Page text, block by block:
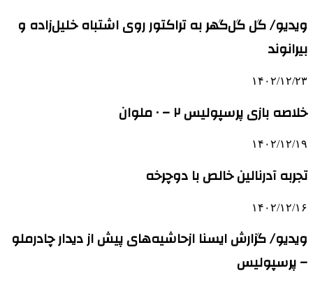
ویدیو/ گل گل‌گهر به تراکتور روی اشتباه خلیل‌زاده و
بیرانوند
۱۴۰۲/۱۲/۲۳
خلاصه بازی پرسپولیس ۲ – ۰ ملوان
۱۴۰۲/۱۲/۱۹
تجربه آدرنالین خالص با دوچرخه
۱۴۰۲/۱۲/۱۶
ویدیو/ گزارش ایسنا ازحاشیه‌های پیش از دیدار چادرملو
– پرسپولیس